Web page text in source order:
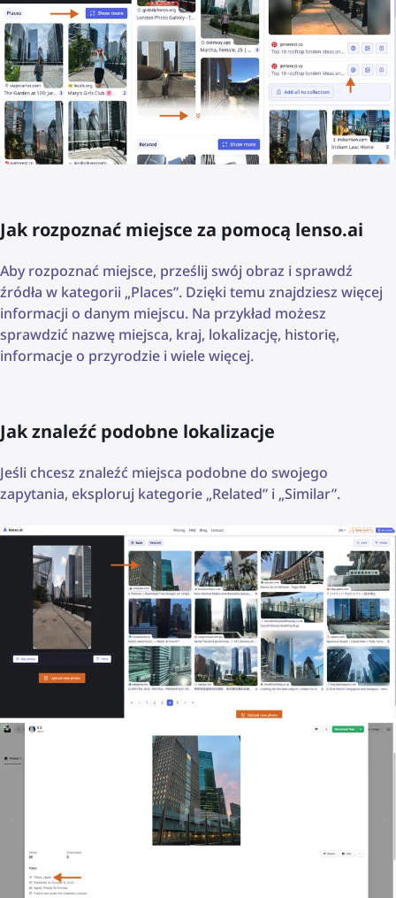
Jak rozpoznać miejsce za pomocą lenso.ai
Aby rozpoznać miejsce, prześlij swój obraz i sprawdź
źródła w kategorii „Places”. Dzięki temu znajdziesz więcej
informacji o danym miejscu. Na przykład możesz
sprawdzić nazwę miejsca, kraj, lokalizację, historię,
informacje o przyrodzie i wiele więcej.
Jak znaleźć podobne lokalizacje
Jeśli chcesz znaleźć miejsca podobne do swojego
zapytania, eksploruj kategorie „Related” i „Similar”.